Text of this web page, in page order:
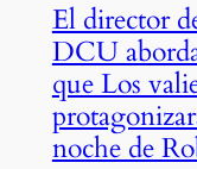
El director
DCU
que Los
noche de